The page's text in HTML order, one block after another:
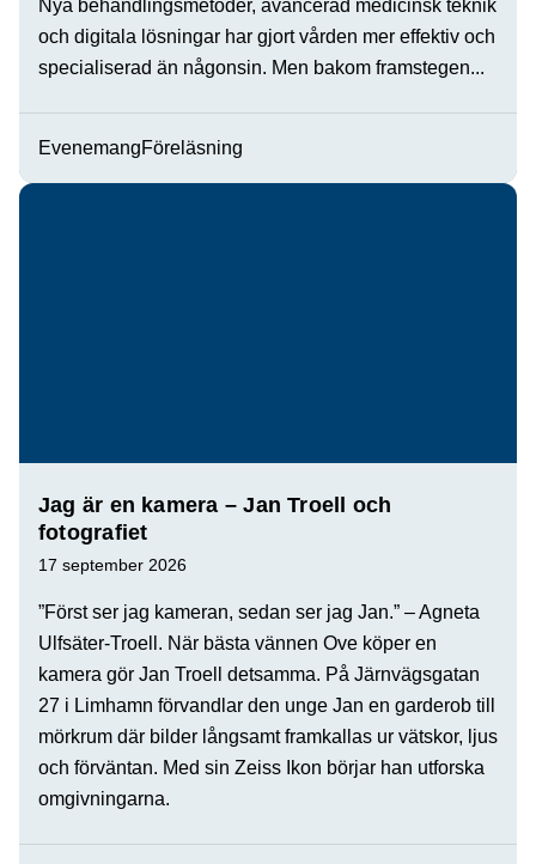
Nya behandlingsmetoder, avancerad medicinsk teknik
och digitala lösningar har gjort vården mer effektiv och
specialiserad än någonsin. Men bakom framstegen...
EvenemangFöreläsning
Jag är en kamera – Jan Troell och
fotografiet
17 september 2026
”Först ser jag kameran, sedan ser jag Jan.” – Agneta
Ulfsäter-Troell. När bästa vännen Ove köper en
kamera gör Jan Troell detsamma. På Järnvägsgatan
27 i Limhamn förvandlar den unge Jan en garderob till
mörkrum där bilder långsamt framkallas ur vätskor, ljus
och förväntan. Med sin Zeiss Ikon börjar han utforska
omgivningarna.